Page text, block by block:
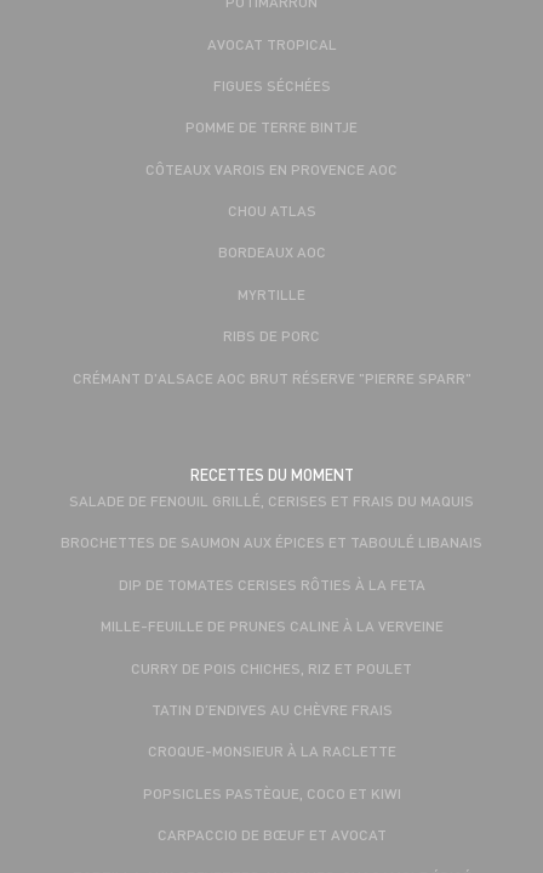
AVOCAT TROPICAL
FIGUES SÉCHÉES
POMME DE TERRE BINTJE
CÔTEAUX VAROIS EN PROVENCE AOC
CHOU ATLAS
BORDEAUX AOC
MYRTILLE
RIBS DE PORC
CRÉMANT D'ALSACE AOC BRUT RÉSERVE "PIERRE SPARR"
RECETTES DU MOMENT
SALADE DE FENOUIL GRILLÉ, CERISES ET FRAIS DU MAQUIS
BROCHETTES DE SAUMON AUX ÉPICES ET TABOULÉ LIBANAIS
DIP DE TOMATES CERISES RÔTIES À LA FETA
MILLE-FEUILLE DE PRUNES CALINE À LA VERVEINE
CURRY DE POIS CHICHES, RIZ ET POULET
TATIN D’ENDIVES AU CHÈVRE FRAIS
CROQUE-MONSIEUR À LA RACLETTE
POPSICLES PASTÈQUE, COCO ET KIWI
CARPACCIO DE BŒUF ET AVOCAT